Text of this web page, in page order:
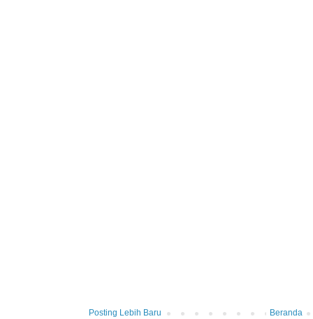
Posting Lebih Baru Beranda